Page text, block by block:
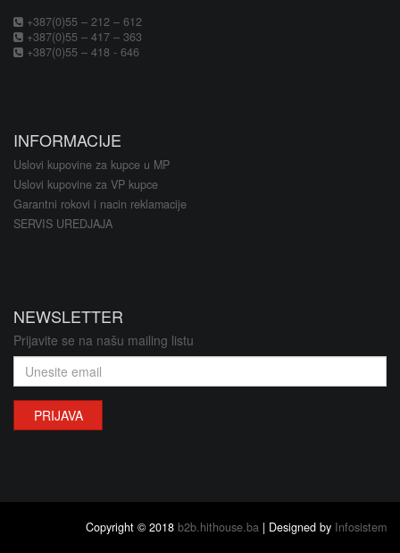
+387(0)55 – 212 – 612
+387(0)55 – 417 – 363
+387(0)55 – 418 - 646
INFORMACIJE
Uslovi kupovine za kupce u MP
Uslovi kupovine za VP kupce
Garantni rokovi i nacin reklamacije
SERVIS UREDJAJA
NEWSLETTER
Prijavite se na našu mailing listu
PRIJAVA
Copyright © 2018 b2b.hithouse.ba | Designed by Infosistem